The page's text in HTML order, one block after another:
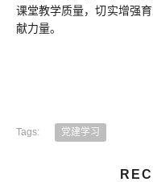
课堂教学质量，切实增强
献力量。
Tags: 党建学习